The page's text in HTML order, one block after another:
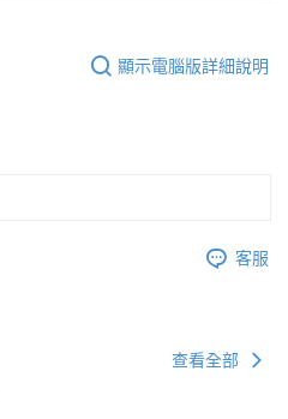
顯示電腦版詳細說明
客服
查看全部